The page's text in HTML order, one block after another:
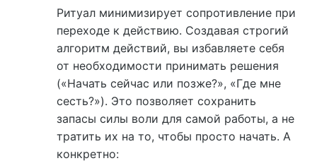
Ритуал минимизирует сопротивление при
переходе к действию. Создавая строгий
алгоритм действий, вы избавляете себя
от необходимости принимать решения
(«Начать сейчас или позже?», «Где мне
сесть?»). Это позволяет сохранить
запасы силы воли для самой работы, а не
тратить их на то, чтобы просто начать. А
конкретно: